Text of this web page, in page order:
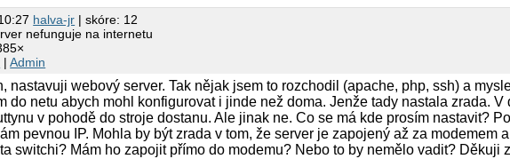
halva-jr | skóre: 12
nefunguje na internetu
|Admin
nastavuji webový server. Tak nějak jsem to rozchodil (apache, php, ssh) a
do netu abych mohl konfigurovat i jinde než doma. Jenže tady nastala zrada. V
v pohodě do stroje dostanu. Ale jinak ne. Co se má kde prosím nastavit?
pevnou IP. Mohla by být zrada v tom, že server je zapojený až za modemem
switchi? Mám ho zapojit přímo do modemu? Nebo to by nemělo vadit? Děkuji